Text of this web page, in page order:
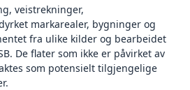
veistrekninger,
markarealer, bygninger og
fra ulike kilder og bearbeidet
De flater som ikke er påvirket av
som potensielt tilgjengelige